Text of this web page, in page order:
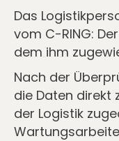
Das
vom C-RING:
dem ihm
Nach der
die Daten direkt
der Logistik